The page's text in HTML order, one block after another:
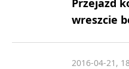
Przejazd
wreszcie
2016-04-21,